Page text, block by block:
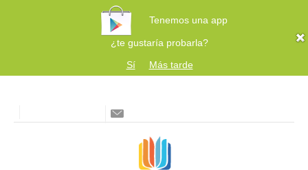
Tenemos una app
¿te gustaría probarla?
Sí
Más tarde